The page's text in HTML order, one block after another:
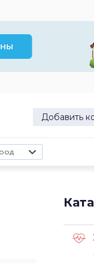
Добавить